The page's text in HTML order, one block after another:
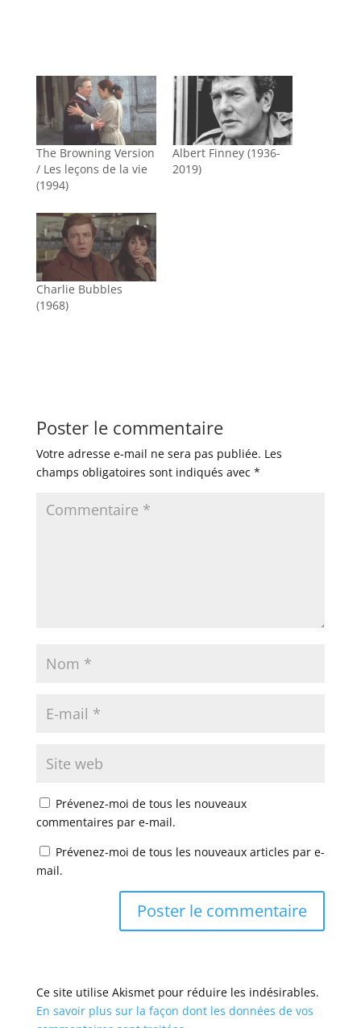
The Browning Version
/ Les leçons de la vie
(1994)
Albert Finney (1936-
2019)
Charlie Bubbles
(1968)
Poster le commentaire
Votre adresse e-mail ne sera pas publiée. Les
champs obligatoires sont indiqués avec *
Prévenez-moi de tous les nouveaux
commentaires par e-mail.
Prévenez-moi de tous les nouveaux articles par e-
mail.
Ce site utilise Akismet pour réduire les indésirables.
En savoir plus sur la façon dont les données de vos